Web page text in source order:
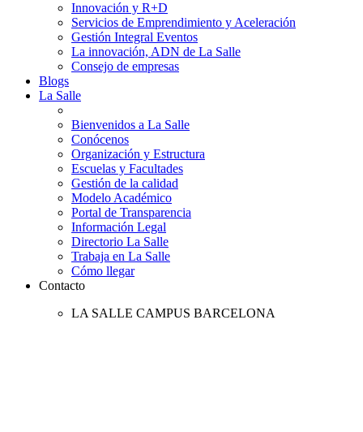
Innovación y R+D
Servicios de Emprendimiento y Aceleración
Gestión Integral Eventos
La innovación, ADN de La Salle
Consejo de empresas
Blogs
La Salle
Bienvenidos a La Salle
Conócenos
Organización y Estructura
Escuelas y Facultades
Gestión de la calidad
Modelo Académico
Portal de Transparencia
Información Legal
Directorio La Salle
Trabaja en La Salle
Cómo llegar
Contacto
LA SALLE CAMPUS BARCELONA